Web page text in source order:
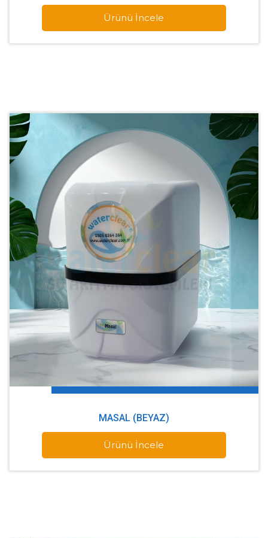
Ürünü İncele
MASAL (BEYAZ)
Ürünü İncele